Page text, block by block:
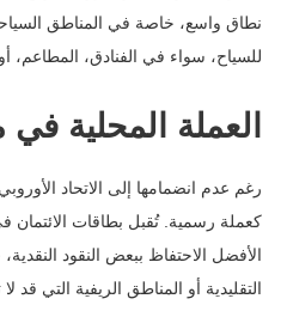
نطاق واسع، خاصة في المناطق
للسياح، سواء في الفنادق، المطاعم، أو
العملة المحلية في
رغم عدم انضمامها إلى الاتحاد
كعملة رسمية. تُقبل بطاقات الائتمان
الأفضل الاحتفاظ ببعض النقود
التقليدية أو المناطق الريفية التي قد